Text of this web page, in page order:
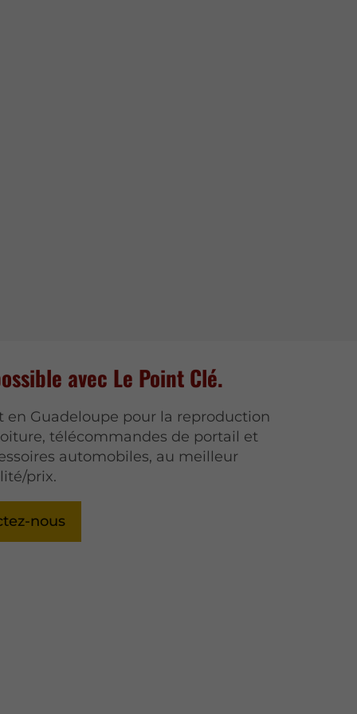
avec Le Point Clé.
en Guadeloupe pour la reproduction
télécommandes de portail et
automobiles, au meilleur
prix.
nous